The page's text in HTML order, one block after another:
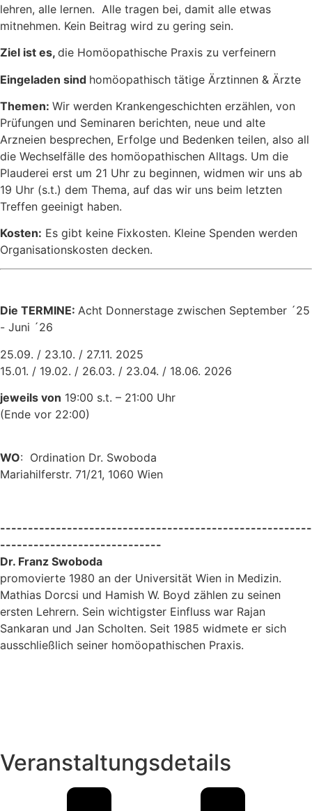
lehren, alle lernen. Alle tragen bei, damit alle etwas
mitnehmen. Kein Beitrag wird zu gering sein.
Ziel ist es, die Homöopathische Praxis zu verfeinern
Eingeladen sind homöopathisch tätige Ärztinnen & Ärzte
Themen: Wir werden Krankengeschichten erzählen, von
Prüfungen und Seminaren berichten, neue und alte
Arzneien besprechen, Erfolge und Bedenken teilen, also all
die Wechselfälle des homöopathischen Alltags. Um die
Plauderei erst um 21 Uhr zu beginnen, widmen wir uns ab
19 Uhr (s.t.) dem Thema, auf das wir uns beim letzten
Treffen geeinigt haben.
Kosten: Es gibt keine Fixkosten. Kleine Spenden werden
Organisationskosten decken.
Die TERMINE: Acht Donnerstage zwischen September ´25
- Juni ´26
25.09. / 23.10. / 27.11. 2025
15.01. / 19.02. / 26.03. / 23.04. / 18.06. 2026
jeweils von 19:00 s.t. – 21:00 Uhr
(Ende vor 22:00)
WO: Ordination Dr. Swoboda
Mariahilferstr. 71/21, 1060 Wien
--------------------------------------------------------
-----------------------------
Dr. Franz Swoboda
promovierte 1980 an der Universität Wien in Medizin.
Mathias Dorcsi und Hamish W. Boyd zählen zu seinen
ersten Lehrern. Sein wichtigster Einfluss war Rajan
Sankaran und Jan Scholten. Seit 1985 widmete er sich
ausschließlich seiner homöopathischen Praxis.
Veranstaltungsdetails